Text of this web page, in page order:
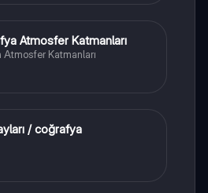
Atmosfer Katmanları
Atmosfer Katmanları
/ coğrafya